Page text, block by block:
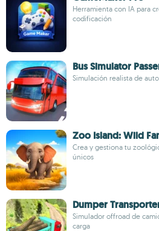
Herramienta con IA para
codificación
Bus Simulator
Simulación realista de
Zoo Island: Wild
Crea y gestiona tu
únicos
Dumper
Simulador offroad de
carga